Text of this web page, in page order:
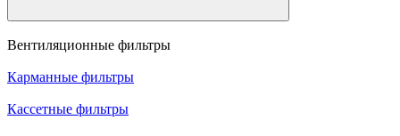
Вентиляционные фильтры
Карманные фильтры
Кассетные фильтры